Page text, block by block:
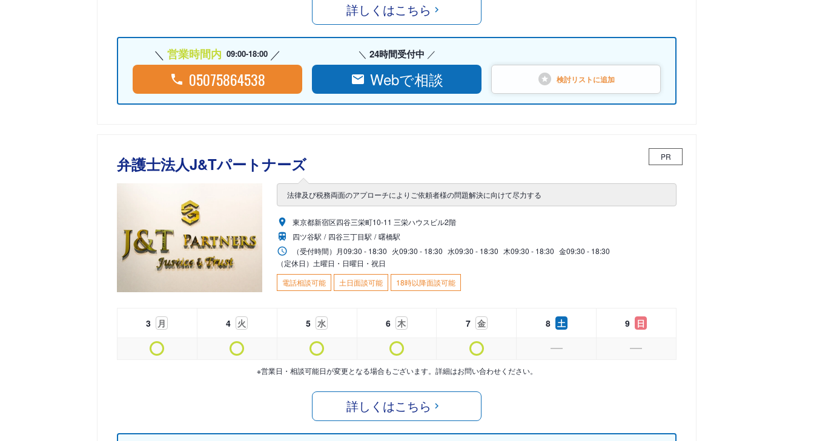
詳しくはこちら
営業時間内 09:00-18:00
05075864538
24時間受付中
Webで相談 検討リストに追加
弁護士法人J&Tパートナーズ PR
法律及び税務両面のアプローチによりご依頼者様の問題解決に向けて尽力する
東京都新宿区四谷三栄町10-11 三栄ハウスビル2階
四ツ谷駅
四谷三丁目駅
曙橋駅
（受付時間） 月09:30 - 18:30 火09:30 - 18:30 水09:30 - 18:30 木09:30 - 18:30 金09:30 - 18:30
（定休日）土曜日・日曜日・祝日
電話相談可能
土日面談可能 18時以降面談可能
3 月 4 火 5 水 6 木 7 金 8 土 9 日
※営業日・相談可能日が変更となる場合もございます。詳細はお問い合わせください。
詳しくはこちら